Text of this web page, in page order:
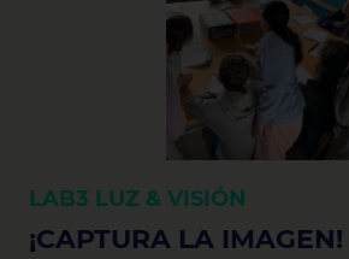
LAB3 LUZ & VISIÓN
¡CAPTURA LA IMAGEN!